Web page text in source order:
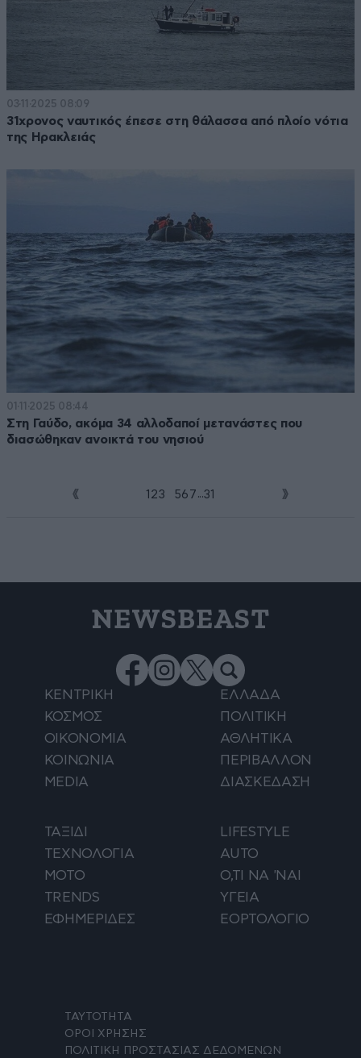
03·11·2025 08:09
31χρονος ναυτικός έπεσε στη θάλασσα από πλοίο νότια
της Ηρακλειάς
01·11·2025 08:44
Στη Γαύδο, ακόμα 34 αλλοδαποί μετανάστες που
διασώθηκαν ανοικτά του νησιού
1 23 56 7 ...31
NEWSBEAST
ΚΕΝΤΡΙΚΗ
ΕΛΛΑΔΑ
ΚΟΣΜΟΣ
ΠΟΛΙΤΙΚΗ
ΟΙΚΟΝΟΜΙΑ
ΑΘΛΗΤΙΚΑ
ΚΟΙΝΩΝΙΑ
ΠΕΡΙΒΑΛΛΟΝ
MEDIA
ΔΙΑΣΚΕΔΑΣΗ
ΤΑΞΙΔΙ
LIFESTYLE
ΤΕΧΝΟΛΟΓΙΑ
AUTO
ΜΟΤΟ
Ο,ΤΙ ΝΑ 'ΝΑΙ
TRENDS
ΥΓΕΙΑ
ΕΦΗΜΕΡΙΔΕΣ
ΕΟΡΤΟΛΟΓΙΟ
ΤΑΥΤΟΤΗΤΑ
ΟΡΟΙ ΧΡΗΣΗΣ
ΠΟΛΙΤΙΚΗ ΠΡΟΣΤΑΣΙΑΣ ΔΕΔΟΜΕΝΩΝ